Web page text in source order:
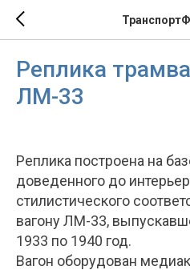
Реплика
ЛМ-33
Реплика построена на
доведенного до
стилистического
вагону ЛМ-33,
1933 по 1940 год.
Вагон оборудован